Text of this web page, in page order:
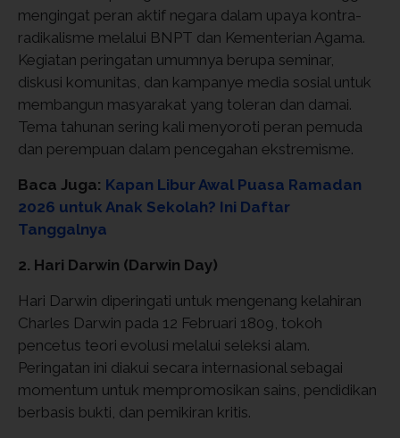
mengingat peran aktif negara dalam upaya kontra-
radikalisme melalui BNPT dan Kementerian Agama.
Kegiatan peringatan umumnya berupa seminar,
diskusi komunitas, dan kampanye media sosial untuk
membangun masyarakat yang toleran dan damai.
Tema tahunan sering kali menyoroti peran pemuda
dan perempuan dalam pencegahan ekstremisme.
Baca Juga: Kapan Libur Awal Puasa Ramadan
2026 untuk Anak Sekolah? Ini Daftar
Tanggalnya
2. Hari Darwin (Darwin Day)
Hari Darwin diperingati untuk mengenang kelahiran
Charles Darwin pada 12 Februari 1809, tokoh
pencetus teori evolusi melalui seleksi alam.
Peringatan ini diakui secara internasional sebagai
momentum untuk mempromosikan sains, pendidikan
berbasis bukti, dan pemikiran kritis.